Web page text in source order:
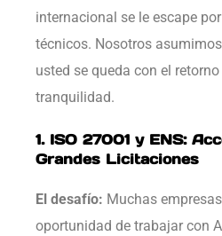
internacional se le escape
técnicos. Nosotros
usted se queda con el
tranquilidad.
1. ISO 27001 y ENS:
Grandes Licitaciones
El desafío: Muchas
oportunidad de trabajar con